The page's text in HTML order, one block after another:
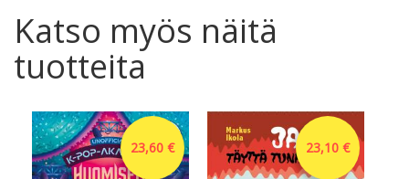
Katso myös näitä
tuotteita
23,60 € 23,10 €